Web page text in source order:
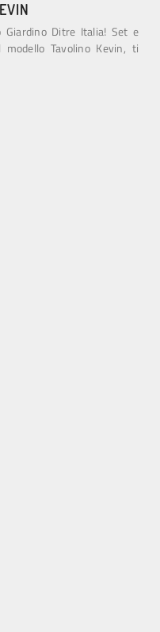
Giardino Ditre Italia! Set e
Tavolino Kevin, ti